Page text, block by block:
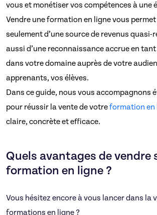
vous et monétiser vos compétences à une
Vendre une formation en ligne vous permet
seulement d’une source de revenus quasi-
aussi d’une reconnaissance accrue en
dans votre domaine auprès de votre
apprenants, vos élèves.
Dans ce guide, nous vous accompagnons
pour réussir la vente de votreformation en
claire, concrète et efficace.
Quels avantages de vendre
formation en ligne ?
Vous hésitez encore à vous lancer dans la
formations en ligne ?